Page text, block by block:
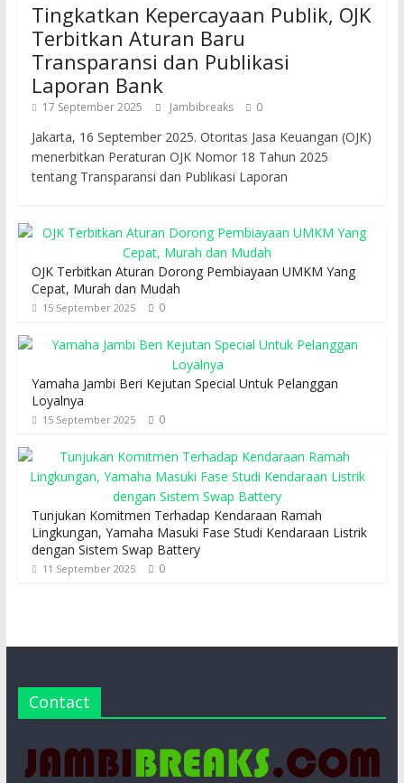
Tingkatkan Kepercayaan Publik, OJK
Terbitkan Aturan Baru
Transparansi dan Publikasi
Laporan Bank
17 September 2025 Jambibreaks 0
Jakarta, 16 September 2025. Otoritas Jasa Keuangan (OJK)
menerbitkan Peraturan OJK Nomor 18 Tahun 2025
tentang Transparansi dan Publikasi Laporan
OJK Terbitkan Aturan Dorong Pembiayaan UMKM Yang
Cepat, Murah dan Mudah
15 September 2025 0
Yamaha Jambi Beri Kejutan Special Untuk Pelanggan
Loyalnya
15 September 2025 0
Tunjukan Komitmen Terhadap Kendaraan Ramah
Lingkungan, Yamaha Masuki Fase Studi Kendaraan Listrik
dengan Sistem Swap Battery
11 September 2025 0
Contact